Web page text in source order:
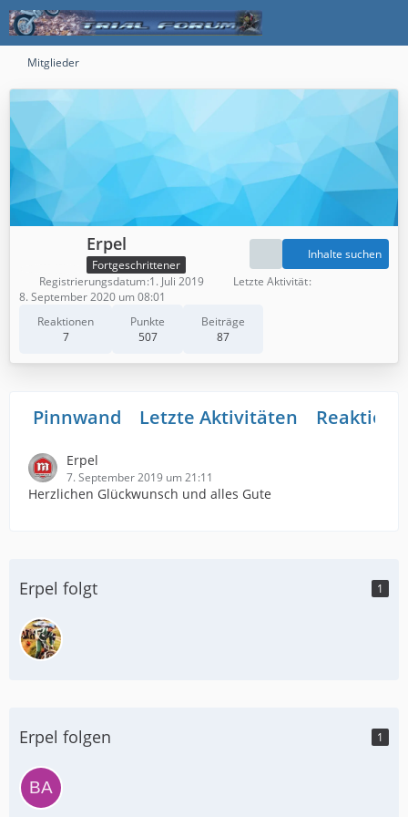
Mitglieder
Erpel
Fortgeschrittener
Reaktionen
7
Punkte
507
Beiträge
87
Inhalte suchen
Registrierungsdatum 1. Juli 2019
Letzte Aktivität
8. September 2020 um 08:01
Pinnwand Letzte Aktivitäten
Erpel
7. September 2019 um 21:11
Herzlichen Glückwunsch und alles Gute
Erpel folgt 1
Erpel folgen 1